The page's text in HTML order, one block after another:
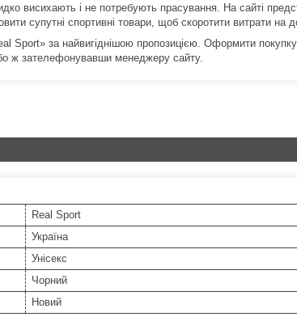
висихають і не потребують прасування. На сайті
супутні спортивні товари, щоб скоротити витрати на
Sport» за найвигіднішою пропозицією. Оформити
ж зателефонувавши менеджеру сайту.
Real Sport
Україна
Унісекс
Чорний
Новий